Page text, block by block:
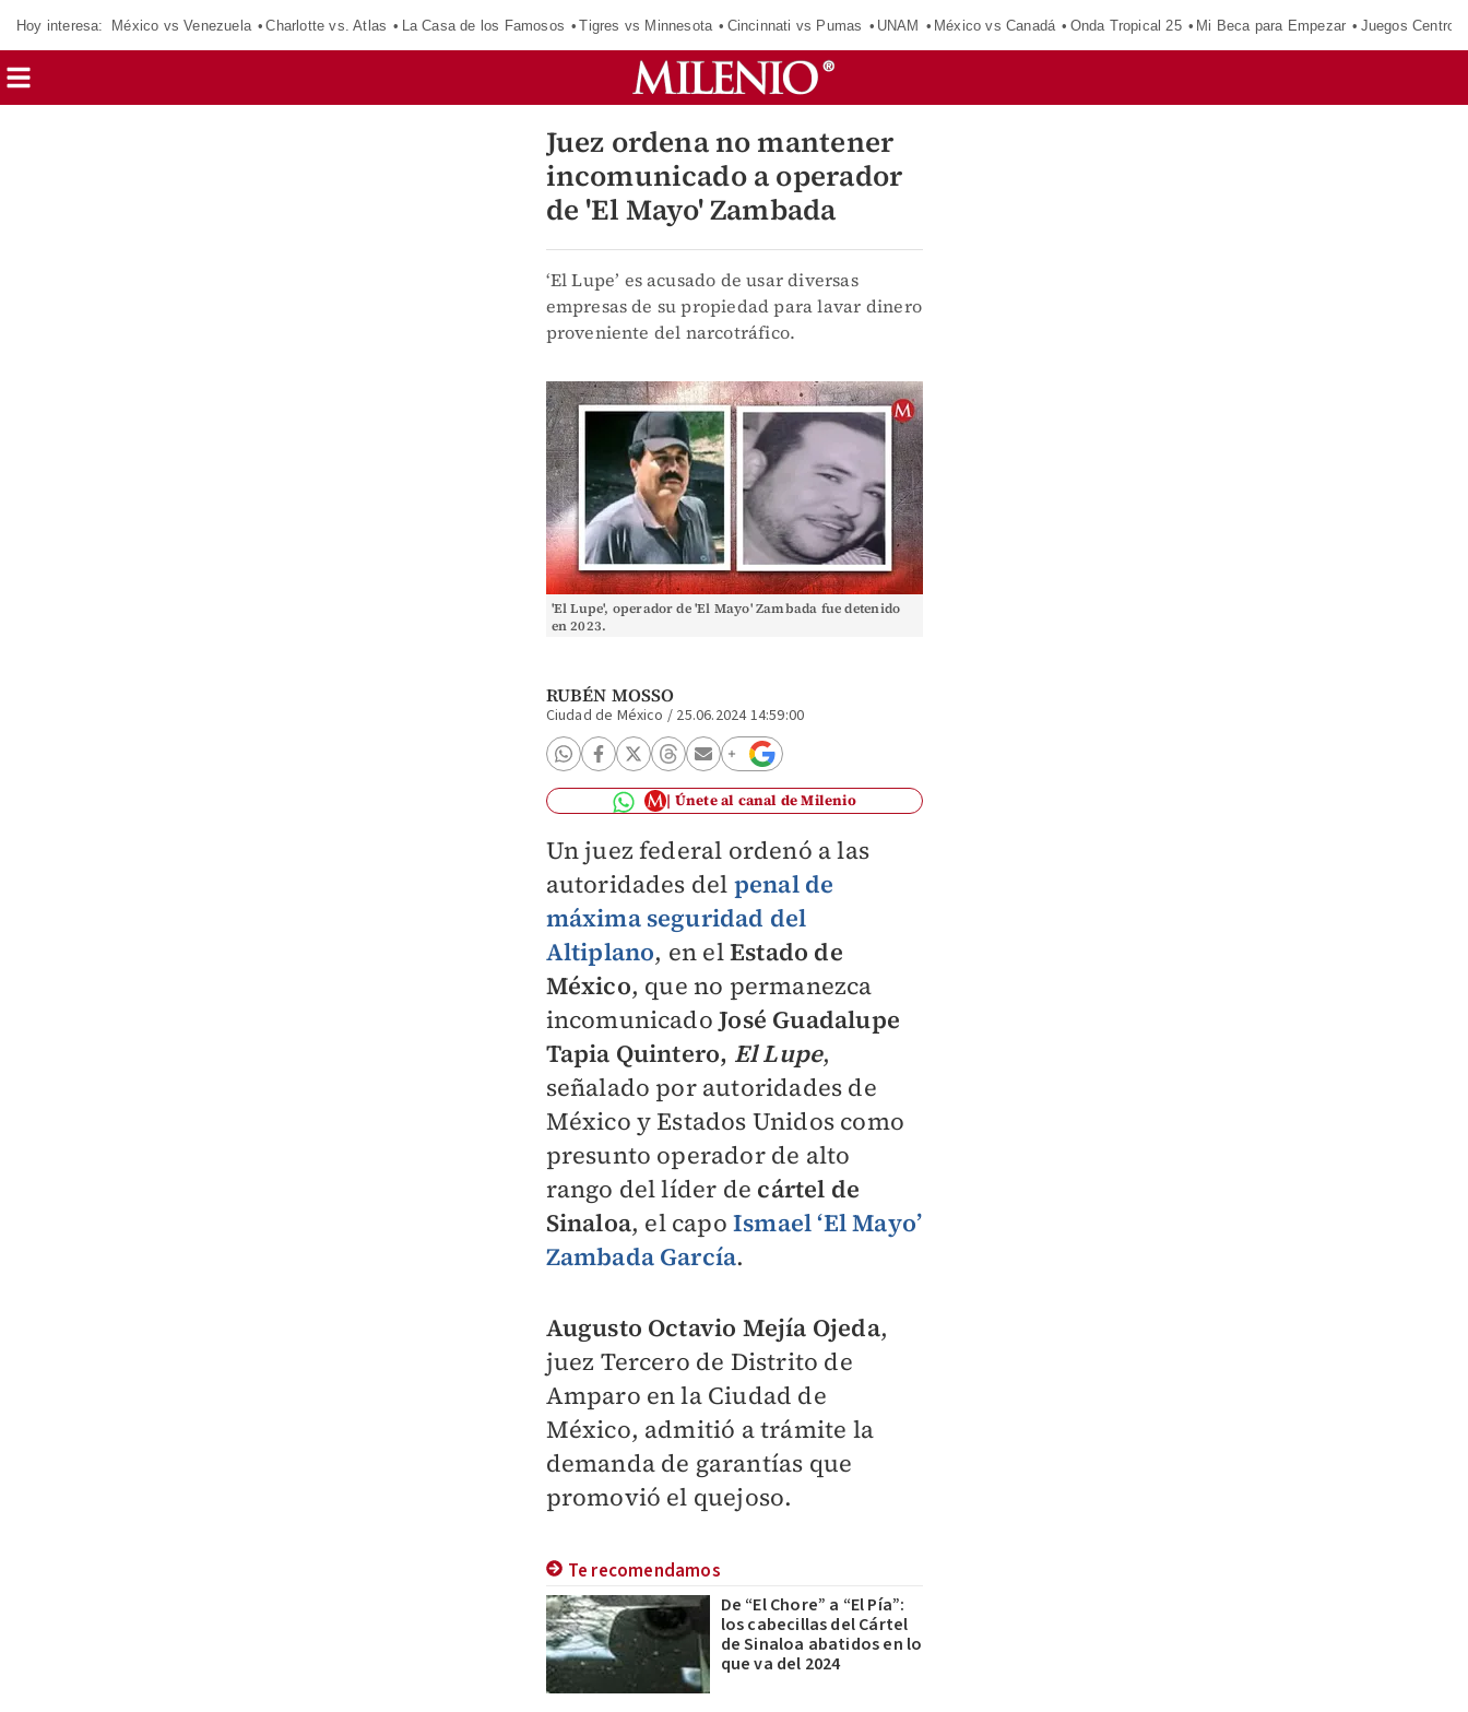
Hoy interesa: México vs Venezuela Charlotte vs. Atlas La Casa de los Famosos Tigres vs Minnesota Cincinnati vs Pumas UNAM México vs Canadá Onda Tropical 25 Mi Beca para Empezar Juegos
Juez ordena no mantener
incomunicado a operador
de 'El Mayo' Zambada
‘El Lupe’ es acusado de usar diversas
empresas de su propiedad para lavar dinero
proveniente del narcotráfico.
'El Lupe', operador de 'El Mayo' Zambada fue detenido
en 2023.
RUBÉN MOSSO
Ciudad de México / 25.06.2024 14:59:00
Únete al canal de Milenio
Un juez federal ordenó a las
autoridades del penal de
máxima seguridad del
Altiplano, en elEstado de
México, que no permanezca
incomunicadoJosé Guadalupe
Tapia Quintero, El Lupe,
señalado por autoridades de
México y Estados Unidos como
presunto operador de alto
rango del líder de cártel de
Sinaloa, el capo Ismael ‘El Mayo’
Zambada García.
Augusto Octavio Mejía Ojeda,
juez Tercero de Distrito de
Amparo en la Ciudad de
México, admitió a trámite la
demanda de garantías que
promovió el quejoso.
Te recomendamos
De “El Chore” a “El Pía”:
los cabecillas del Cártel
de Sinaloa abatidos en lo
que va del 2024